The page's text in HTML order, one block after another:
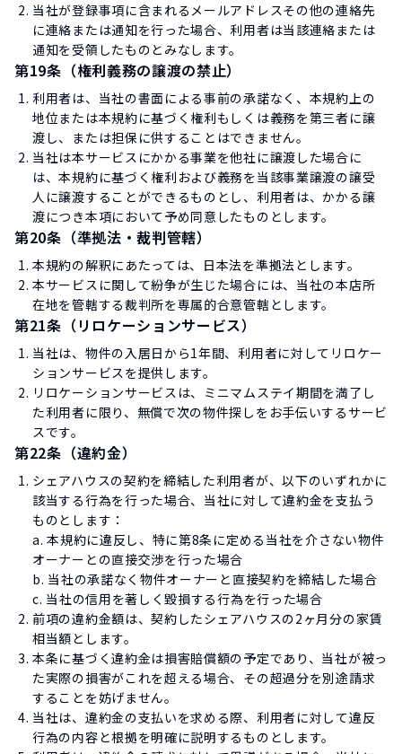
当社が登録事項に含まれるメールアドレスその他の連絡先
に連絡または通知を行った場合、利用者は当該連絡または
通知を受領したものとみなします。
第19条（権利義務の譲渡の禁止）
利用者は、当社の書面による事前の承諾なく、本規約上の
地位または本規約に基づく権利もしくは義務を第三者に譲
渡し、または担保に供することはできません。
当社は本サービスにかかる事業を他社に譲渡した場合に
は、本規約に基づく権利および義務を当該事業譲渡の譲受
人に譲渡することができるものとし、利用者は、かかる譲
渡につき本項において予め同意したものとします。
第20条（準拠法・裁判管轄）
本規約の解釈にあたっては、日本法を準拠法とします。
本サービスに関して紛争が生じた場合には、当社の本店所
在地を管轄する裁判所を専属的合意管轄とします。
第21条（リロケーションサービス）
当社は、物件の入居日から1年間、利用者に対してリロケー
ションサービスを提供します。
リロケーションサービスは、ミニマムステイ期間を満了し
た利用者に限り、無償で次の物件探しをお手伝いするサービ
スです。
第22条（違約金）
シェアハウスの契約を締結した利用者が、以下のいずれかに
該当する行為を行った場合、当社に対して違約金を支払う
ものとします：
a. 本規約に違反し、特に第8条に定める当社を介さない物件
オーナーとの直接交渉を行った場合
b. 当社の承諾なく物件オーナーと直接契約を締結した場合
c. 当社の信用を著しく毀損する行為を行った場合
前項の違約金額は、契約したシェアハウスの2ヶ月分の家賃
相当額とします。
本条に基づく違約金は損害賠償額の予定であり、当社が被っ
た実際の損害がこれを超える場合、その超過分を別途請求
することを妨げません。
当社は、違約金の支払いを求める際、利用者に対して違反
行為の内容と根拠を明確に説明するものとします。